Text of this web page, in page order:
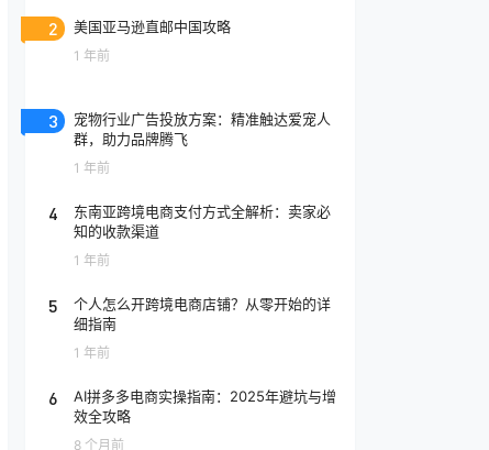
2 美国亚马逊直邮中国攻略
1 年前
3
宠物行业广告投放方案：精准触达爱宠人
群，助力品牌腾飞
1 年前
4
东南亚跨境电商支付方式全解析：卖家必
知的收款渠道
1 年前
5
个人怎么开跨境电商店铺？从零开始的详
细指南
1 年前
6
AI拼多多电商实操指南：2025年避坑与增
效全攻略
8 个月前